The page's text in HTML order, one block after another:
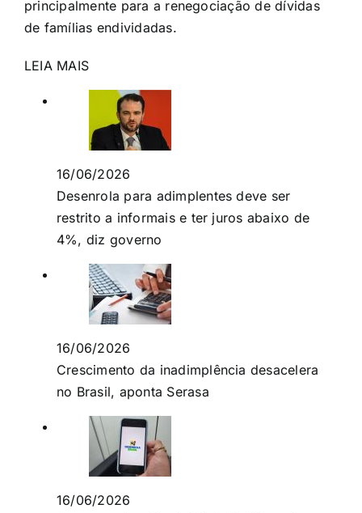
principalmente para a renegociação de dívidas
de famílias endividadas.
LEIA MAIS
16/06/2026
Desenrola para adimplentes deve ser
restrito a informais e ter juros abaixo de
4%, diz governo
16/06/2026
Crescimento da inadimplência desacelera
no Brasil, aponta Serasa
16/06/2026